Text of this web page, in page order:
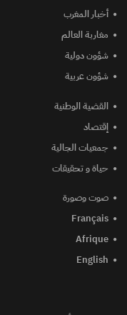
أخبار المغرب
مغاربة العالم
شؤون دولية
شؤون عربية
القضية الوطنية
إقتصاد
جمعيات الجالية
حياة و تحقيقات
صوت وصورة
Français
Afrique
English